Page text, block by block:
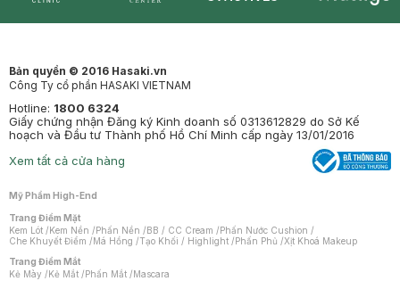
Bản quyền © 2016 Hasaki.vn
Công Ty cổ phần HASAKI VIETNAM
Hotline: 1800 6324
Giấy chứng nhận Đăng ký Kinh doanh số 0313612829 do Sở Kế
hoạch và Đầu tư Thành phố Hồ Chí Minh cấp ngày 13/01/2016
Xem tất cả cửa hàng
Mỹ Phẩm High-End
Trang Điểm Mặt
Kem Lót /Kem Nền /Phấn Nền /BB / CC Cream /Phấn Nước Cushion /
Che Khuyết Điểm /Má Hồng /Tạo Khối / Highlight /Phấn Phủ /Xịt Khoá Makeup
Trang Điểm Mắt
Kẻ Mày /Kẻ Mắt /Phấn Mắt /Mascara